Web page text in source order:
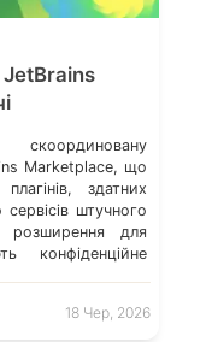
JetBrains
скоординовану
Marketplace, що
здатних
штучного
розширення для
конфіденційне
18 Чер, 2026